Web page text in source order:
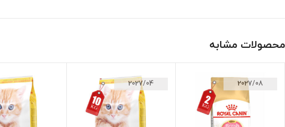
محصولات مشابه
2027/08
2027/04